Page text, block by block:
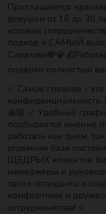
Приглашаются
девушки от 18 до 30
условия
подход и САМЫЙ
подарки полностью
✅ Самое главное -
🙏🏼 ✅ Удобный
подбирается именно
работать как днем,
огромная база
ЩЕДРЫХ клиентов,
менеджеры и
своих сотрудниц и
комфортные и
сотрудничества! ⭐️